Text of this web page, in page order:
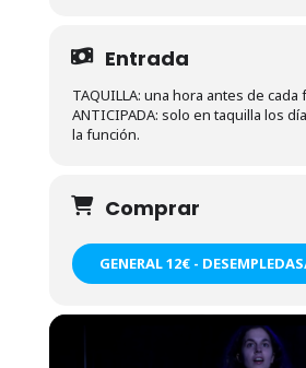
Entrada
TAQUILLA: una hora antes de cada
ANTICIPADA: solo en taquilla los
la función.
Comprar
GENERAL 12€ -